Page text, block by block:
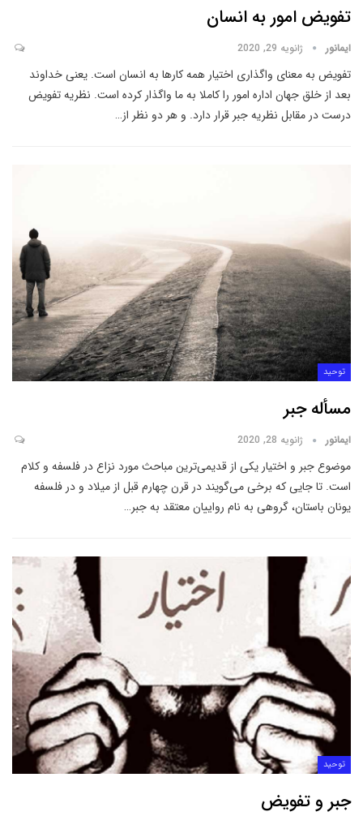
تفویض امور به انسان
ایمانور ژانویه 29, 2020
تفویض به معنای واگذاری اختیار همه کارها به انسان است. یعنی خداوند
بعد از خلق جهان اداره امور را کاملا به ما واگذار کرده است. نظریه تفویض
درست در مقابل نظریه جبر قرار دارد. و هر دو نظر از…
توحید
مسأله جبر
ایمانور ژانویه 28, 2020
موضوع جبر و اختیار یکی از قدیمی‌ترین مباحث مورد نزاع در فلسفه و کلام
است. تا جایی که برخی می‌‌گویند در قرن چهارم قبل از میلاد و در فلسفه
یونان باستان، گروهی به نام رواییان معتقد به جبر…
توحید
جبر و تفویض